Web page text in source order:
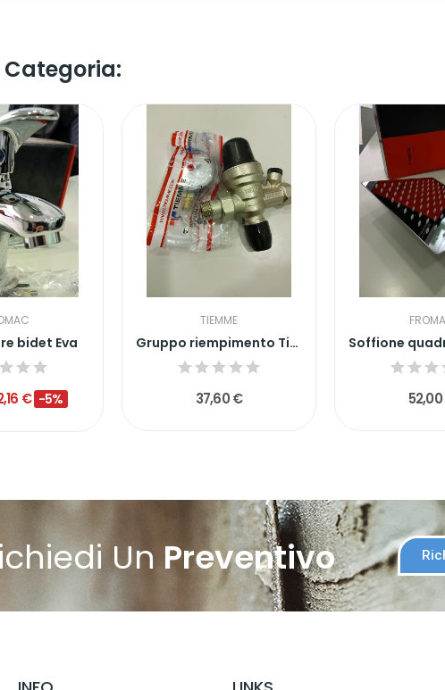
Categoria:
bidet Eva
€ -5%
TIEMME
Gruppo riempimento Tiemme 3170030
37,60 €
UnPreventivo